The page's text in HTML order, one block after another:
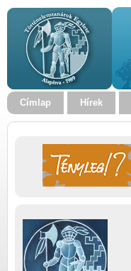
Címlap Hírek